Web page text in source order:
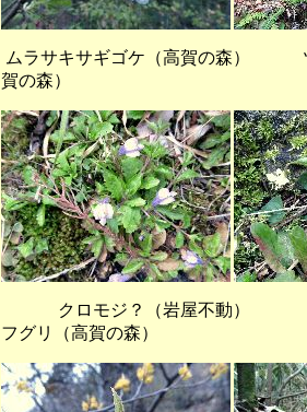
ムラサキサギゴケ（高賀の
賀の森）
クロモジ？（岩屋不動
フグリ（高賀の森）